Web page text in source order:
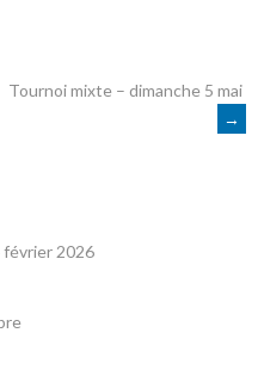
Tournoi mixte – dimanche 5 mai
→
février 2026